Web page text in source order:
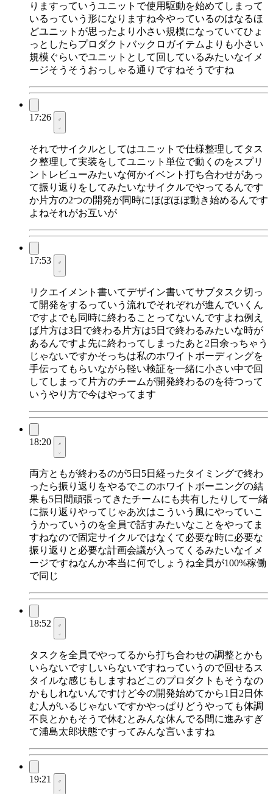
りますっていうユニットで使用駆動を始めてしまって
いるっていう形になりますね今やっているのはなるほ
どユニットが思ったより小さい規模になっていてひょ
っとしたらプロダクトバックロガイテムよりも小さい
規模ぐらいでユニットとして回しているみたいなイメ
ージそうそうおっしゃる通りですねそうですね
17:26
それでサイクルとしてはユニットで仕様整理してタス
ク整理して実装をしてユニット単位で動くのをスプリ
ントレビューみたいな何かイベント打ち合わせがあっ
て振り返りをしてみたいなサイクルでやってるんです
か片方の2つの開発が同時にほぼほぼ動き始めるんです
よねそれがお互いが
17:53
リクエイメント書いてデザイン書いてサブタスク切っ
て開発をするっていう流れでそれぞれが進んでいくん
ですよでも同時に終わることってないんですよね例え
ば片方は3日で終わる片方は5日で終わるみたいな時が
あるんですよ先に終わってしまったあと2日余っちゃう
じゃないですかそっちは私のホワイトボーディングを
手伝ってもらいながら軽い検証を一緒に小さい中で回
してしまって片方のチームが開発終わるのを待つって
いうやり方で今はやってます
18:20
両方ともが終わるのが5日5日経ったタイミングで終わ
ったら振り返りをやるでこのホワイトボーニングの結
果も5日間頑張ってきたチームにも共有したりして一緒
に振り返りやってじゃあ次はこういう風にやっていこ
うかっていうのを全員で話すみたいなことをやってま
すねなので固定サイクルではなくて必要な時に必要な
振り返りと必要な計画会議が入ってくるみたいなイメ
ージですねなんか本当に何でしょうね全員が100%稼働
で同じ
18:52
タスクを全員でやってるから打ち合わせの調整とかも
いらないですしいらないですねっていうので回せるス
タイルな感じもしますねどこのプロダクトもそうなの
かもしれないんですけど今の開発始めてから1日2日休
む人がいるじゃないですかやっぱりどうやっても体調
不良とかもそうで休むとみんな休んでる間に進みすぎ
て浦島太郎状態ですってみんな言いますね
19:21